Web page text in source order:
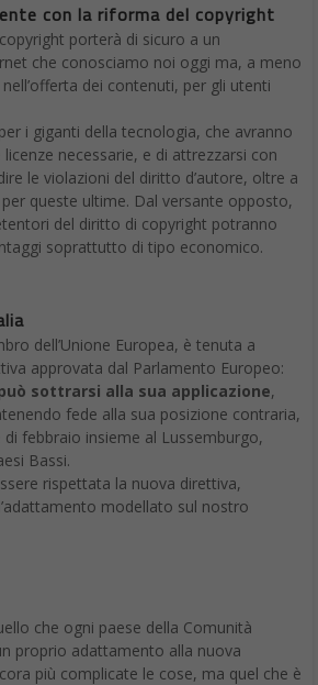
con la riforma del copyright
porterà di sicuro a un
che conosciamo noi oggi ma, a meno
dei contenuti, per gli utenti
i giganti della tecnologia, che avranno
licenze necessarie, e di attrezzarsi con
le violazioni del diritto d’autore, oltre a
queste ultime. Dal versante opposto,
del diritto di copyright potranno
soprattutto di tipo economico.
dell’Unione Europea, è tenuta a
approvata dal Parlamento Europeo:
sottrarsi alla sua applicazione,
fede alla sua posizione contraria,
di febbraio insieme al Lussemburgo,
Bassi.
rispettata la nuova direttiva,
modellato sul nostro
che ogni paese della Comunità
proprio adattamento alla nuova
più complicate le cose, ma quel che è